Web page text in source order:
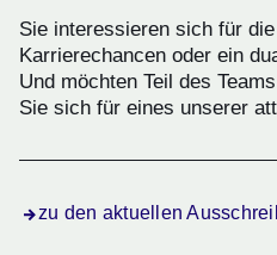
Sie interessieren sich für
Karrierechancen oder ein
Und möchten Teil des
Sie sich für eines unserer
zu den aktuellen